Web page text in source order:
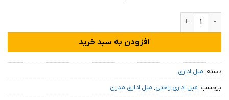
مبل راحتی سه نفره طبی دکوچین مدل باروژ عدد
افزودن به سبد خرید
دسته: مبل اداری
برچسب: مبل اداری راحتی, مبل اداری مدرن